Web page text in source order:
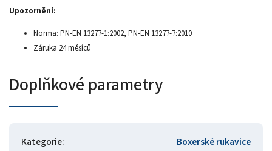
Upozornění:
Norma: PN-EN 13277-1:2002, PN-EN 13277-7:2010
Záruka 24 měsíců
Doplňkové parametry
Kategorie:
Boxerské rukavice